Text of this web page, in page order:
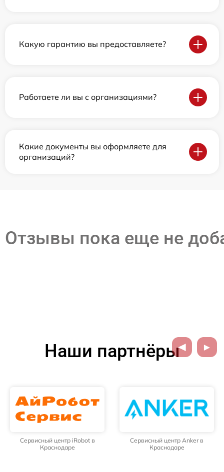
Какую гарантию вы предоставляете?
Работаете ли вы с организациями?
Какие документы вы оформляете для
организаций?
Отзывы пока еще не
Наши партнёры
Сервисный центр iRobot в
Краснодаре
Сервисный центр Anker в
Краснодаре